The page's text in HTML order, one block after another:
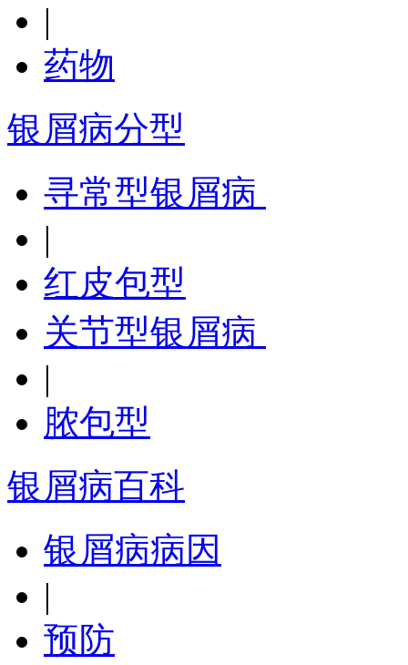
|
药物
银屑病分型
寻常型银屑病
|
红皮包型
关节型银屑病
|
脓包型
银屑病百科
银屑病病因
|
预防